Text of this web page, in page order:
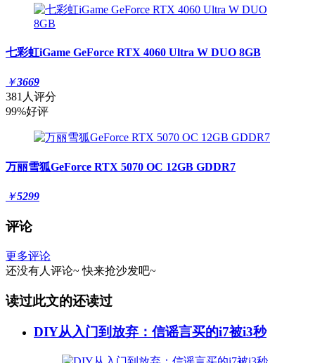
七彩虹iGame GeForce RTX 4060 Ultra W DUO 8GB
￥3669
381人评分
99%好评
万丽雪狐GeForce RTX 5070 OC 12GB GDDR7
￥5299
评论
更多评论
还没有人评论~ 快来抢沙发吧~
读过此文的还读过
DIY从入门到放弃：信谣言买的i7被i3秒